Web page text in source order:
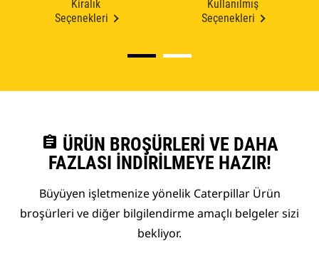
Kiralık
Seçenekleri
Kullanılmış
Seçenekleri
assignment ÜRÜN BROŞÜRLERI VE DAHA
FAZLASI İNDIRILMEYE HAZIR!
Büyüyen işletmenize yönelik Caterpillar Ürün
broşürleri ve diğer bilgilendirme amaçlı belgeler sizi
bekliyor.